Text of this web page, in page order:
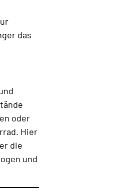
das
oder
Hier
die
und